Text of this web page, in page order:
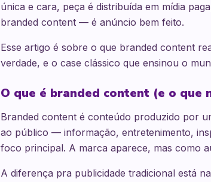
única e cara, peça é distribuída em mídia
branded content — é anúncio bem feito.
Esse artigo é sobre o que branded content
verdade, e o case clássico que ensinou o
O que é branded content (e o que
Branded content é conteúdo produzido por
ao público — informação, entretenimento,
foco principal. A marca aparece, mas como
A diferença pra publicidade tradicional está